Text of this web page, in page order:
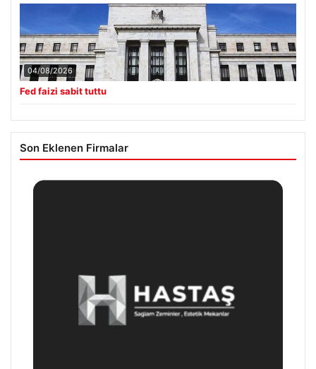
04/08/2026
Fed faizi sabit tuttu
Son Eklenen Firmalar